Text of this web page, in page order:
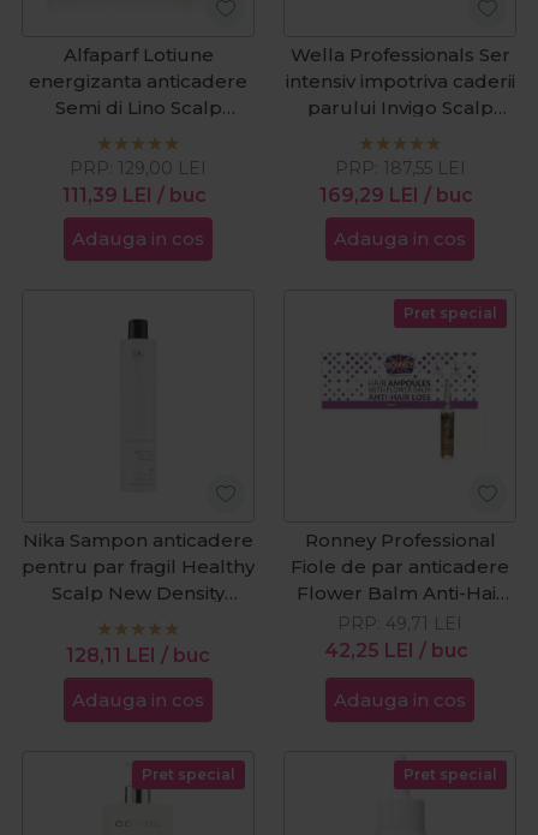
Alfaparf Lotiune
energizanta anticadere
Semi di Lino Scalp
Renew Energizing
12x10ml
111,39 LEI / buc
PRP: 129,00 LEI
Adauga in cos
Wella Professionals Ser
intensiv impotriva caderii
parului Invigo Scalp
Balance 8x6ml
169,29 LEI / buc
PRP: 187,55 LEI
Adauga in cos
Nika Sampon anticadere
pentru par fragil Healthy
Scalp New Density
250ml
128,11 LEI / buc
Adauga in cos
Pret special
Ronney Professional
Fiole de par anticadere
Flower Balm Anti-Hair
Loss 12x10ml
42,25 LEI / buc
PRP: 49,71 LEI
Adauga in cos
Pret special Pret special